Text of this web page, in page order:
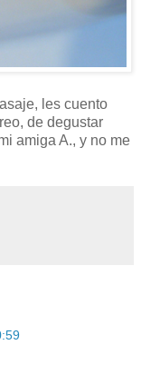
les cuento
de degustar
amiga A., y no me